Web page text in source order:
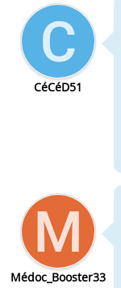
CéCéD51
Médoc_Booster33